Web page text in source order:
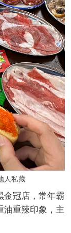
人私藏
金冠店，常年霸
油重辣印象，主